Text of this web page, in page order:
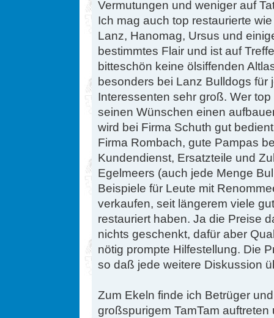
Vermutungen und weniger auf
Ich mag auch top restaurierte
Lanz, Hanomag, Ursus und
bestimmtes Flair und ist auf
bitteschön keine ölsiffenden
besonders bei Lanz Bulldogs für
Interessenten sehr groß. Wer
seinen Wünschen einen
wird bei Firma Schuth gut
Firma Rombach, gute Pampas
Kundendienst, Ersatzteile und
Egelmeers (auch jede Menge
Beispiele für Leute mit
verkaufen, seit längerem viele
restauriert haben. Ja die Preise
nichts geschenkt, dafür aber
nötig prompte Hilfestellung. Die
so daß jede weitere Diskussion
Zum Ekeln finde ich Betrüger
großspurigem TamTam